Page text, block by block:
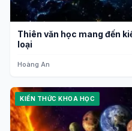
Thiên văn học mang đến
loại
Hoàng An
KIẾN THỨC KHOA HỌC